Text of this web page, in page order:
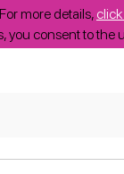
more details,
you consent to the